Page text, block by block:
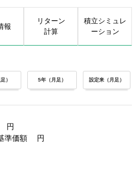
報
リターン
計算
積立シミュレ
ーション
） 5年（月足） 設定来（月足）
円
準価額
円